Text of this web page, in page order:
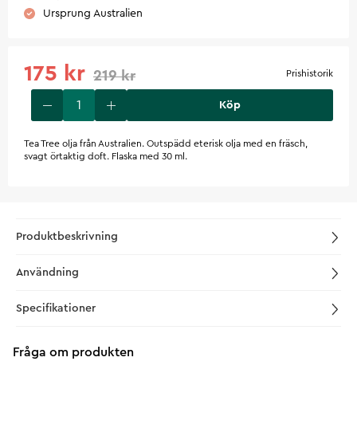
Ursprung Australien
175 kr 219 kr Prishistorik
Köp
Tea Tree olja från Australien. Outspädd eterisk olja med en fräsch,
svagt örtaktig doft. Flaska med 30 ml.
Produktbeskrivning
Användning
Specifikationer
Fråga om produkten